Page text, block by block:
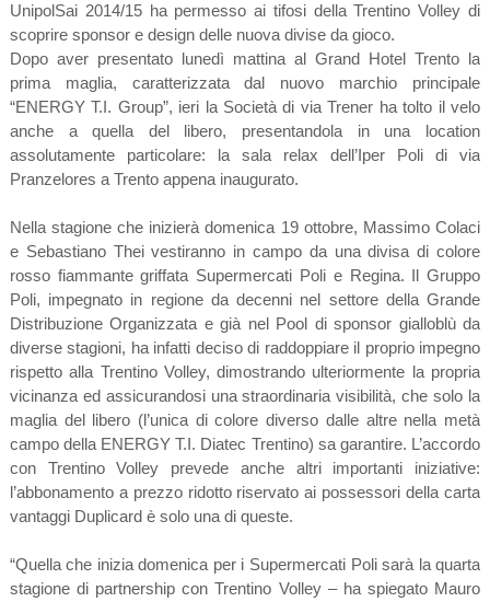
UnipolSai 2014/15 ha permesso ai tifosi della Trentino Volley di
scoprire sponsor e design delle nuova divise da gioco.
Dopo aver presentato lunedì mattina al Grand Hotel Trento la
prima maglia, caratterizzata dal nuovo marchio principale
“ENERGY T.I. Group”, ieri la Società di via Trener ha tolto il velo
anche a quella del libero, presentandola in una location
assolutamente particolare: la sala relax dell’Iper Poli di via
Pranzelores a Trento appena inaugurato.
Nella stagione che inizierà domenica 19 ottobre, Massimo Colaci
e Sebastiano Thei vestiranno in campo da una divisa di colore
rosso fiammante griffata Supermercati Poli e Regina. Il Gruppo
Poli, impegnato in regione da decenni nel settore della Grande
Distribuzione Organizzata e già nel Pool di sponsor gialloblù da
diverse stagioni, ha infatti deciso di raddoppiare il proprio impegno
rispetto alla Trentino Volley, dimostrando ulteriormente la propria
vicinanza ed assicurandosi una straordinaria visibilità, che solo la
maglia del libero (l’unica di colore diverso dalle altre nella metà
campo della ENERGY T.I. Diatec Trentino) sa garantire. L’accordo
con Trentino Volley prevede anche altri importanti iniziative:
l’abbonamento a prezzo ridotto riservato ai possessori della carta
vantaggi Duplicard è solo una di queste.
“Quella che inizia domenica per i Supermercati Poli sarà la quarta
stagione di partnership con Trentino Volley – ha spiegato Mauro